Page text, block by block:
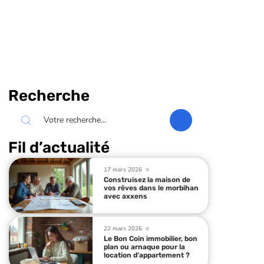
Recherche
Fil d’actualité
17 mars 2026
Construisez la maison de
vos rêves dans le morbihan
avec axxens
22 mars 2026
Le Bon Coin immobilier, bon
plan ou arnaque pour la
location d’appartement ?